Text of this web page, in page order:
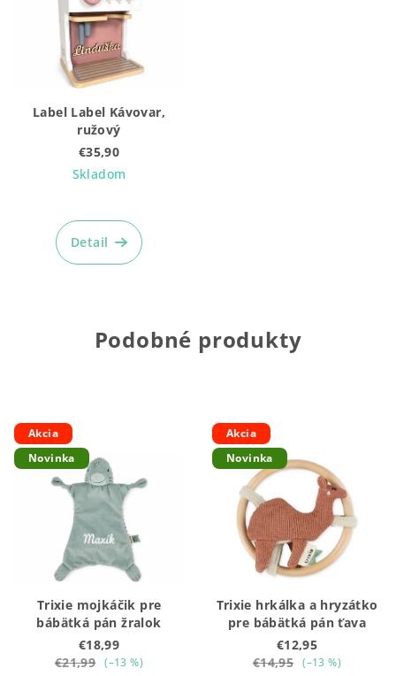
Label Label Kávovar,
ružový
€35,90
Skladom
hodnotenie
produktu
Detail
Podobné produkty
Akcia
Novinka
Trixie mojkáčik pre
bábätká pán žralok
€18,99
€21,99 (–13 %)
Akcia
Novinka
Trixie hrkálka a hryzátko
pre bábätká pán ťava
€12,95
€14,95 (–13 %)